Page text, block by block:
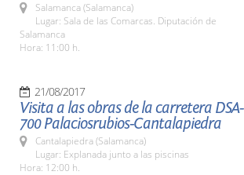
Salamanca (Salamanca)
Lugar: Sala de las Comarcas. Diputación de
Salamanca
Hora: 11:00 h.
21/08/2017
Visita a las obras de la carretera DSA-
700 Palaciosrubios-Cantalapiedra
Cantalapiedra (Salamanca)
Lugar: Explanada junto a las piscinas
Hora: 12:00 h.